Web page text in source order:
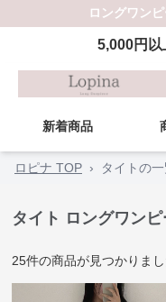
ロングワン
5,000円
新着商品
ロピナ TOP › タイトの
タイト ロングワン
25件の商品が見つかりまし